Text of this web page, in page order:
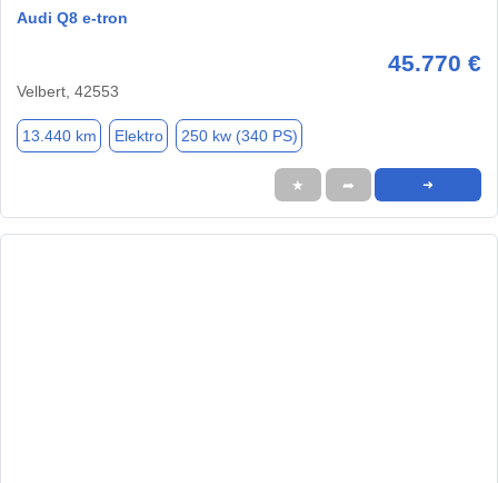
Audi Q8 e-tron
45.770 €
Velbert, 42553
13.440 km Elektro 250 kw (340 PS)
★ ➦ ➜